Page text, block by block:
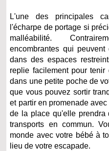
L'une des principales
l'écharpe de portage si
malléabilité.
encombrantes qui
dans des espaces
replie facilement pour
dans une petite poche de
que vous pouvez sortir
et partir en promenade
de la place qu'elle
transports en commun.
monde avec votre bébé à
lieu de votre escapade.